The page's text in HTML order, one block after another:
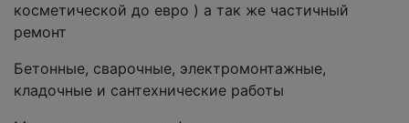
косметической до евро ) а так же частичный
ремонт
Бетонные, сварочные, электромонтажные,
кладочные и сантехнические работы